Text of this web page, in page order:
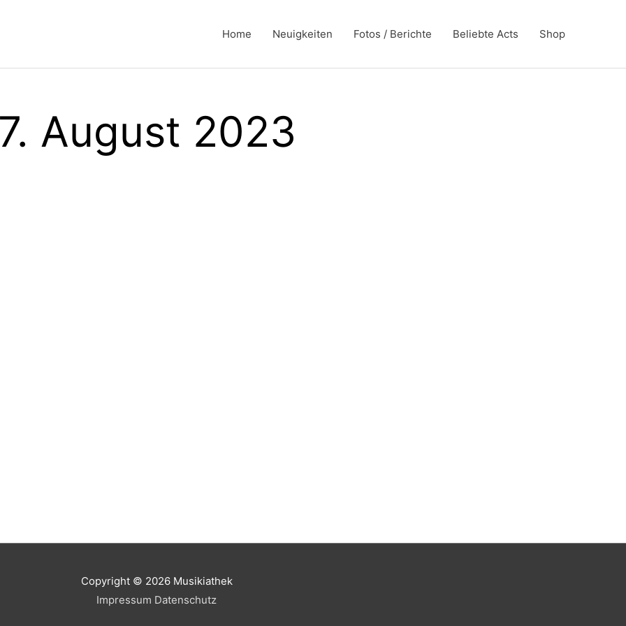
Home Neuigkeiten Fotos / Berichte Beliebte Acts Shop
August 2023
Copyright © 2026 Musikiathek
Impressum Datenschutz